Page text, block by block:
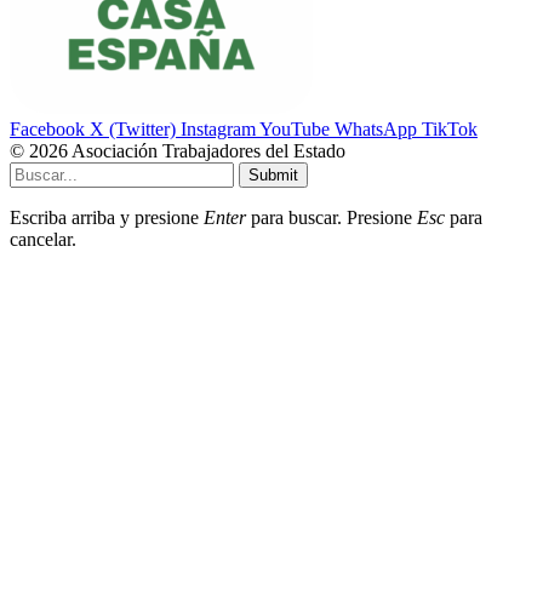
Facebook X (Twitter) InstagramYouTube WhatsApp TikTok
© 2026 Asociación Trabajadores del Estado
Submit
Escriba arriba y presione Enterpara buscar. Presione Esc para
cancelar.